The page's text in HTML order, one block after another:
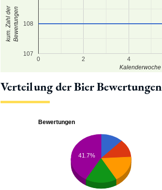
0 2 4
107
108
Kalenderwoche
kum. Zahl derBewertungen
Verteilung der Bier Bewertungen
Bewertungen
41.7%